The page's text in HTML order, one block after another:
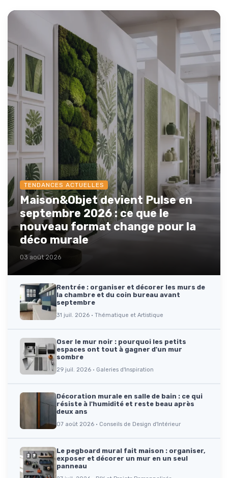
TENDANCES ACTUELLES
Maison&Objet devient Pulse en
septembre 2026 : ce que le
nouveau format change pour la
déco murale
03 août 2026
Rentrée : organiser et décorer les murs de
la chambre et du coin bureau avant
septembre
31 juil. 2026 · Thématique et Artistique
Oser le mur noir : pourquoi les petits
espaces ont tout à gagner d'un mur
sombre
29 juil. 2026 · Galeries d'Inspiration
Décoration murale en salle de bain : ce qui
résiste à l'humidité et reste beau après
deux ans
07 août 2026 · Conseils de Design d'Intérieur
Le pegboard mural fait maison : organiser,
exposer et décorer un mur en un seul
panneau